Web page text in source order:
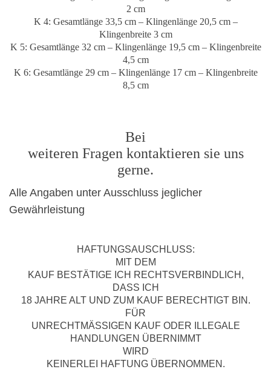
2 cm
K 4: Gesamtlänge 33,5 cm – Klingenlänge 20,5 cm –
Klingenbreite 3 cm
K 5: Gesamtlänge 32 cm – Klingenlänge 19,5 cm – Klingenbreite
4,5 cm
K 6: Gesamtlänge 29 cm – Klingenlänge 17 cm – Klingenbreite
8,5 cm
Bei
weiteren Fragen kontaktieren sie uns
gerne.
Alle Angaben unter Ausschluss jeglicher
Gewährleistung
HAFTUNGSAUSCHLUSS:
MIT DEM
KAUF BESTÄTIGE ICH RECHTSVERBINDLICH,
DASS ICH
18 JAHRE ALT UND ZUM KAUF BERECHTIGT BIN.
FÜR
UNRECHTMÄSSIGEN KAUF ODER ILLEGALE
HANDLUNGEN ÜBERNIMMT
WIRD
KEINERLEI HAFTUNG ÜBERNOMMEN.